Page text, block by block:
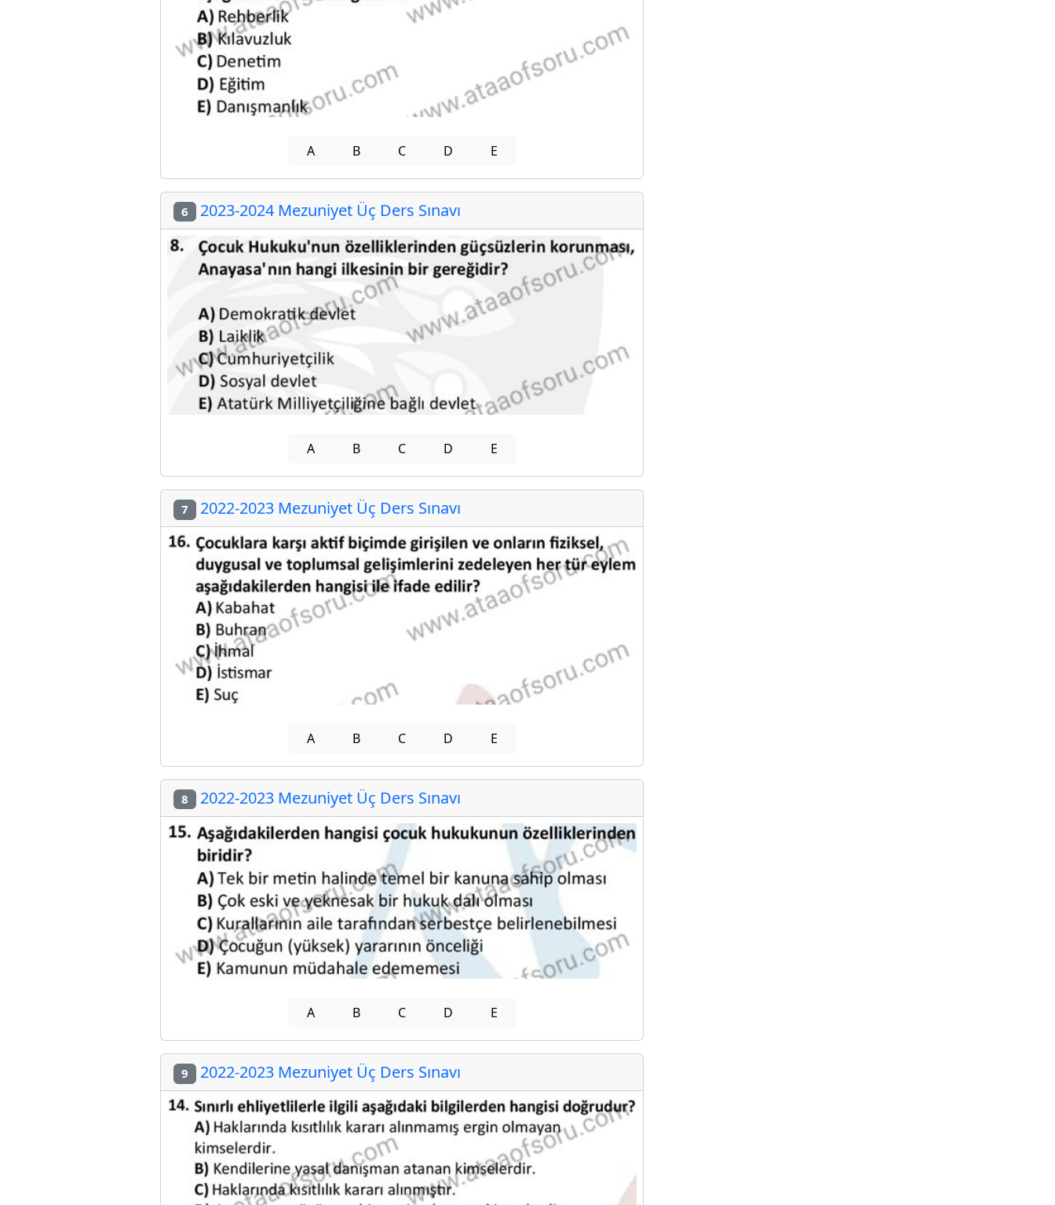
A B C D E
6 2023-2024 Mezuniyet Üç Ders Sınavı
A B C D E
7 2022-2023 Mezuniyet Üç Ders Sınavı
A B C D E
8 2022-2023 Mezuniyet Üç Ders Sınavı
A B C D E
9 2022-2023 Mezuniyet Üç Ders Sınavı